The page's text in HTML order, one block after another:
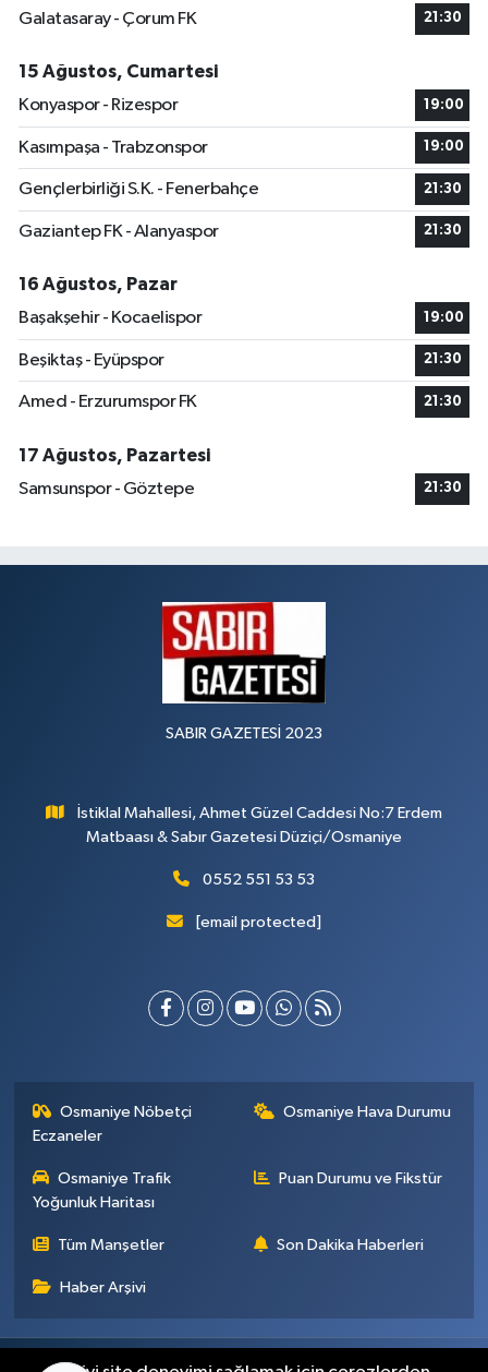
Galatasaray - Çorum FK
21:30
15 Ağustos, Cumartesi
Konyaspor - Rizespor
19:00
Kasımpaşa - Trabzonspor 19:00
Gençlerbirliği S.K. - Fenerbahçe 21:30
Gaziantep FK - Alanyaspor 21:30
16 Ağustos, Pazar
Başakşehir - Kocaelispor
19:00
Beşiktaş - Eyüpspor 21:30
Amed - Erzurumspor FK 21:30
17 Ağustos, Pazartesi
Samsunspor - Göztepe
21:30
SABIR GAZETESİ 2023
İstiklal Mahallesi, Ahmet Güzel Caddesi No:7 Erdem
Matbaası & Sabır Gazetesi Düziçi/Osmaniye
0552 551 53 53
[email protected]
Osmaniye Nöbetçi
Eczaneler
Osmaniye Hava Durumu
Osmaniye Trafik
Yoğunluk Haritası
Puan Durumu ve Fikstür
Tüm Manşetler Son Dakika Haberleri
Haber Arşivi
Künye İletişim Gizlilik Sözleşmesi